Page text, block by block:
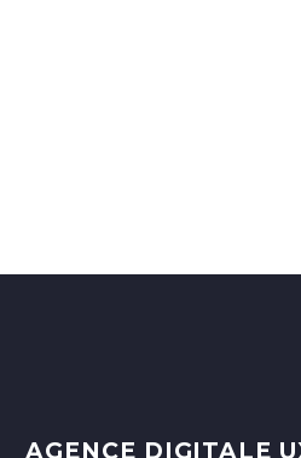
AGENCE DIGITALE